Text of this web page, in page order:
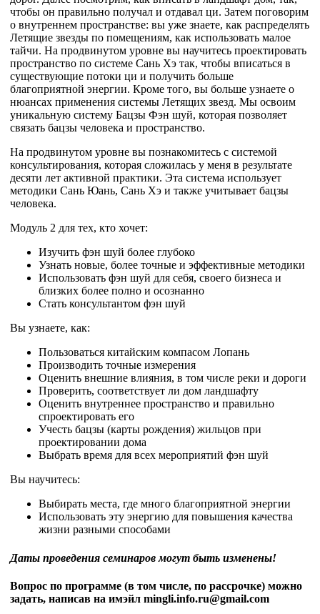
чтобы он правильно получал и отдавал ци. Затем поговорим
о внутреннем пространстве: вы уже знаете, как распределять
Летящие звезды по помещениям, как использовать малое
тайчи. На продвинутом уровне вы научитесь проектировать
пространство по системе Сань Хэ так, чтобы вписаться в
существующие потоки ци и получить больше
благоприятной энергии. Кроме того, вы больше узнаете о
нюансах применения системы Летящих звезд. Мы освоим
уникальную систему Бацзы Фэн шуй, которая позволяет
связать бацзы человека и пространство.
На продвинутом уровне вы познакомитесь с системой
консультирования, которая сложилась у меня в результате
десяти лет активной практики. Эта система использует
методики Сань Юань, Сань Хэ и также учитывает бацзы
человека.
Модуль 2 для тех, кто хочет:
Изучить фэн шуй более глубоко
Узнать новые, более точные и эффективные методики
Использовать фэн шуй для себя, своего бизнеса и
близких более полно и осознанно
Стать консультантом фэн шуй
Вы узнаете, как:
Пользоваться китайским компасом Лопань
Производить точные измерения
Оценить внешние влияния, в том числе реки и дороги
Проверить, соответствует ли дом ландшафту
Оценить внутреннее пространство и правильно
спроектировать его
Учесть бацзы (карты рождения) жильцов при
проектировании дома
Выбрать время для всех мероприятий фэн шуй
Вы научитесь:
Выбирать места, где много благоприятной энергии
Использовать эту энергию для повышения качества
жизни разными способами
Даты проведения семинаров могут быть изменены!
Вопрос по программе (в том числе, по рассрочке) можно
задать, написав на имэйл mingli.info.ru@gmail.com